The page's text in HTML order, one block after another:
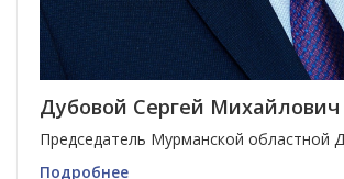
Дубовой Сергей Михайлович
Председатель Мурманской областной
Подробнее